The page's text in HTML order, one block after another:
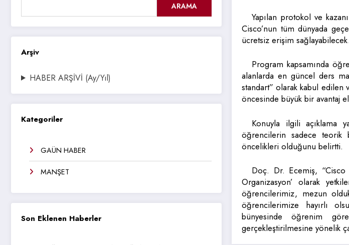
ARAMA
Arşiv
HABER ARŞİVİ (Ay/Yıl)
Kategoriler
GAÜN HABER
MANŞET
Son Eklenen Haberler
Yapılan protokol ve
Cisco’nun tüm dünyada
ücretsiz erişim sağlayabilecek.
Program kapsamında
alanlarda en güncel ders
standart” olarak kabul edilen
öncesinde büyük bir avantaj
Konuyla ilgili açıklama
öğrencilerin sadece teorik
öncelikleri olduğunu belirtti.
Doç. Dr. Ecemiş, “Cisco
Organizasyon’ olarak
öğrencilerimiz, mezun
öğrencilerimize hayırlı
bünyesinde öğrenim
gerçekleştirilmesine yönelik